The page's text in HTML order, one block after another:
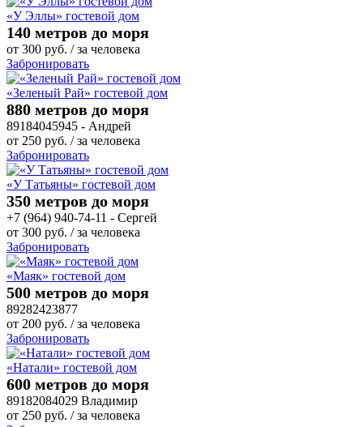
«У Эллы» гостевой дом
140 метров до моря
от 300 руб. / за человека
Забронировать
«Зеленый Рай» гостевой дом
880 метров до моря
89184045945 - Андрей
от 250 руб. / за человека
Забронировать
«У Татьяны» гостевой дом
350 метров до моря
+7 (964) 940-74-11 - Сергей
от 300 руб. / за человека
Забронировать
«Маяк» гостевой дом
500 метров до моря
89282423877
от 200 руб. / за человека
Забронировать
«Натали» гостевой дом
600 метров до моря
89182084029 Владимир
от 250 руб. / за человека